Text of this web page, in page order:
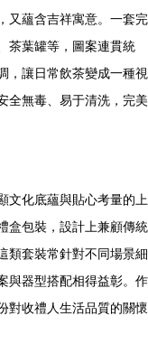
又蘊含吉祥寓意。一套完
茶葉罐等，圖案連貫統
，讓日常飲茶變成一種視
全無毒、易于清洗，完美
文化底蘊與貼心考量的上
盒包裝，設計上兼顧傳統
類套裝常針對不同場景細
與器型搭配相得益彰。作
對收禮人生活品質的關懷